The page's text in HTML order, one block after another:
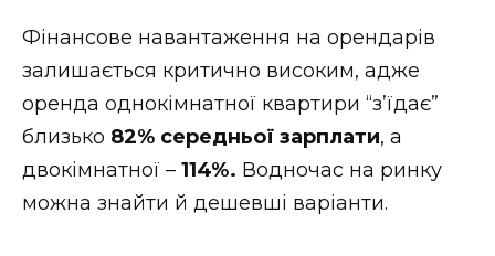
Фінансове навантаження на орендарів
залишається критично високим, адже
оренда однокімнатної квартири “з’їдає”
близько 82% середньої зарплати, а
двокімнатної – 114%. Водночас на ринку
можна знайти й дешевші варіанти.